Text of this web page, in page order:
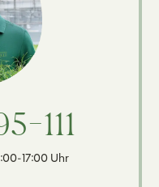
111
17:00 Uhr